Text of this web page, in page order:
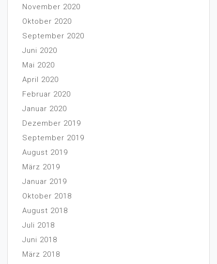
November 2020
Oktober 2020
September 2020
Juni 2020
Mai 2020
April 2020
Februar 2020
Januar 2020
Dezember 2019
September 2019
August 2019
März 2019
Januar 2019
Oktober 2018
August 2018
Juli 2018
Juni 2018
März 2018